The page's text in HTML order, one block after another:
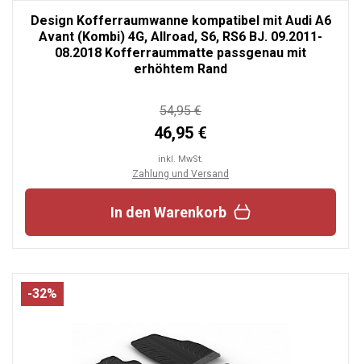
Design Kofferraumwanne kompatibel mit Audi A6
Avant (Kombi) 4G, Allroad, S6, RS6 BJ. 09.2011-
08.2018 Kofferraummatte passgenau mit
erhöhtem Rand
54,95 €
46,95 €
inkl. MwSt.
Zahlung und Versand
In den Warenkorb
-32%